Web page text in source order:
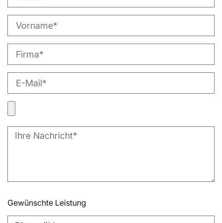
Gewünschte Leistung